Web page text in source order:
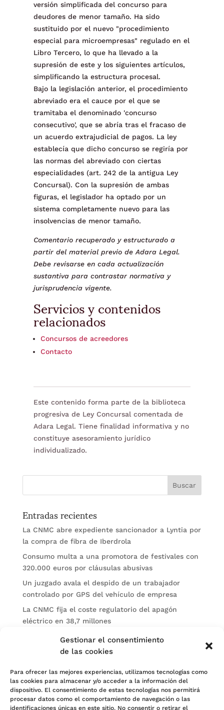
Gestionar el consentimiento
de las cookies
Para ofrecer las mejores experiencias, utilizamos tecnologías como
las cookies para almacenar y/o acceder a la información del
dispositivo. El consentimiento de estas tecnologías nos permitirá
procesar datos como el comportamiento de navegación o las
identificaciones únicas en este sitio. No consentir o retirar el
versión simplificada del concurso para
deudores de menor tamaño. Ha sido
sustituido por el nuevo "procedimiento
especial para microempresas" regulado en el
Libro Tercero, lo que ha llevado a la
supresión de este y los siguientes artículos,
simplificando la estructura procesal.
Bajo la legislación anterior, el procedimiento
abreviado era el cauce por el que se
tramitaba el denominado 'concurso
consecutivo', que se abría tras el fracaso de
un acuerdo extrajudicial de pagos. La ley
establecía que dicho concurso se regiría por
las normas del abreviado con ciertas
especialidades (art. 242 de la antigua Ley
Concursal). Con la supresión de ambas
figuras, el legislador ha optado por un
sistema completamente nuevo para las
insolvencias de menor tamaño.
Comentario recuperado y estructurado a
partir del material previo de Adara Legal.
Debe revisarse en cada actualización
sustantiva para contrastar normativa y
jurisprudencia vigente.
Servicios y contenidos
relacionados
Concursos de acreedores
Contacto
Este contenido forma parte de la biblioteca
progresiva de Ley Concursal comentada de
Adara Legal. Tiene finalidad informativa y no
constituye asesoramiento jurídico
individualizado.
Entradas recientes
La CNMC abre expediente sancionador a Lyntia por
la compra de fibra de Iberdrola
Consumo multa a una promotora de festivales con
320.000 euros por cláusulas abusivas
Un juzgado avala el despido de un trabajador
controlado por GPS del vehículo de empresa
La CNMC fija el coste regulatorio del apagón
eléctrico en 38,7 millones
El BOE publica sanciones de la CNMV a Soltec y
Categorías
Actualidad
Noticias Jurídicas